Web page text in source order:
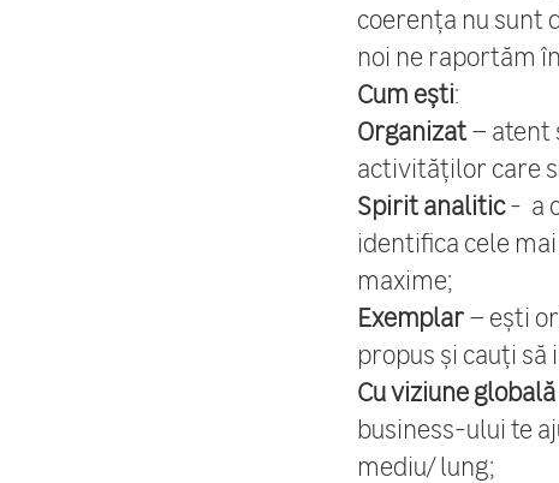
coerența nu sunt
noi ne raportăm
Cum ești:
Organizat– atent
activităților care
Spirit analitic- a
identifica cele
maxime;
Exemplar– ești
propus și cauți
Cu viziune globală
business-ului te
mediu/ lung;